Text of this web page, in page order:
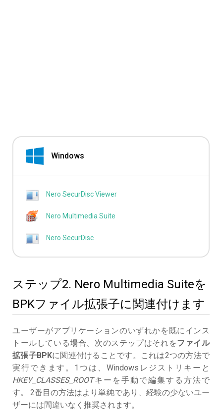
Windows
Nero SecurDisc Viewer
Nero Multimedia Suite
Nero SecurDisc
ステップ2. Nero Multimedia Suiteを
BPKファイル拡張子に関連付けます
ユーザーがアプリケーションのいずれかを既にインス
トールしている場合、次のステップはそれをファイル
拡張子BPKに関連付けることです。これは2つの方法で
実行できます。1つは、Windowsレジストリキーと
HKEY_CLASSES_ROOTキーを手動で編集する方法で
す。 2番目の方法はより単純であり、経験の少ないユー
ザーには間違いなく推奨されます。